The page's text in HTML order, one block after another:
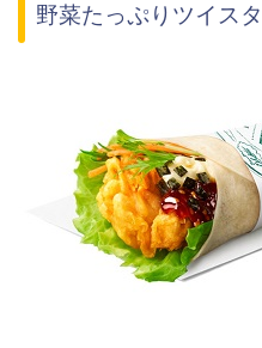
野菜たっぷりツイス